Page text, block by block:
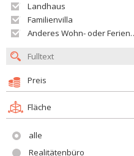
Landhaus
Familienvilla
Anderes Wohn- oder Ferienobjekt
Preis
Fläche
alle
Realitätenbüro